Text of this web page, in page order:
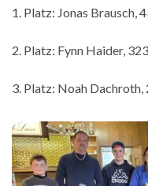
1. Platz: Jonas Brausch,
2. Platz: Fynn Haider,
3. Platz: Noah Dachroth,